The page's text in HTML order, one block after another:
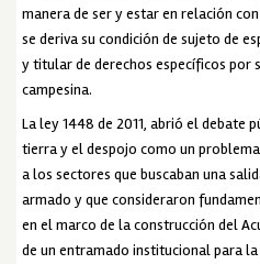
manera de ser y estar en relación
se deriva su condición de sujeto de
y titular de derechos específicos por
campesina.
La ley 1448 de 2011, abrió el debate
tierra y el despojo como un
a los sectores que buscaban una
armado y que consideraron
en el marco de la construcción del
de un entramado institucional para